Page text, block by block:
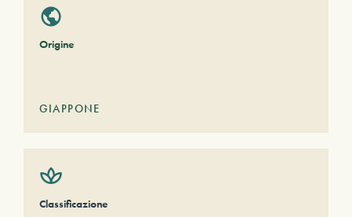
Origine
GIAPPONE
Classificazione